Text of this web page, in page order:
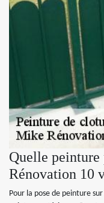
Quelle
Rénovation 10
Pour la pose de peinture